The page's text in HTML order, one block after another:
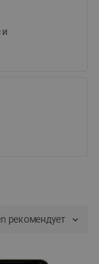
и
рекомендует